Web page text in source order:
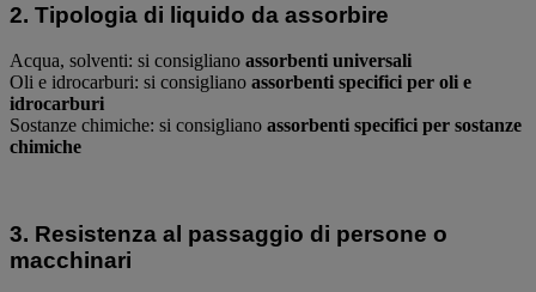
2. Tipologia di liquido da assorbire
Acqua, solventi: si consigliano assorbenti universali
Oli e idrocarburi: si consigliano assorbenti specifici per oli e
idrocarburi
Sostanze chimiche: si consigliano assorbenti specifici per sostanze
chimiche
3. Resistenza al passaggio di persone o
macchinari